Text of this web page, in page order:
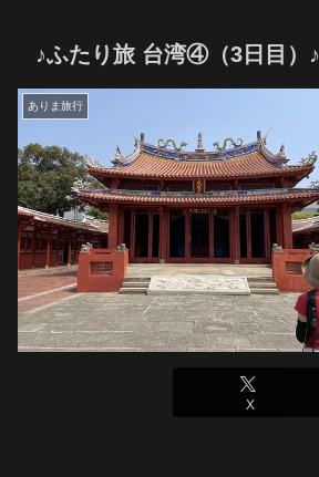
♪ふたり旅 台湾④（3日目）♪
ありま旅行
X